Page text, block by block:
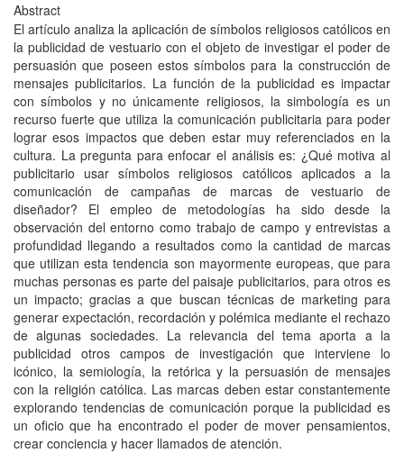
Abstract
El artículo analiza la aplicación de símbolos religiosos católicos en
la publicidad de vestuario con el objeto de investigar el poder de
persuasión que poseen estos símbolos para la construcción de
mensajes publicitarios. La función de la publicidad es impactar
con símbolos y no únicamente religiosos, la simbología es un
recurso fuerte que utiliza la comunicación publicitaria para poder
lograr esos impactos que deben estar muy referenciados en la
cultura. La pregunta para enfocar el análisis es: ¿Qué motiva al
publicitario usar símbolos religiosos católicos aplicados a la
comunicación de campañas de marcas de vestuario de
diseñador? El empleo de metodologías ha sido desde la
observación del entorno como trabajo de campo y entrevistas a
profundidad llegando a resultados como la cantidad de marcas
que utilizan esta tendencia son mayormente europeas, que para
muchas personas es parte del paisaje publicitarios, para otros es
un impacto; gracias a que buscan técnicas de marketing para
generar expectación, recordación y polémica mediante el rechazo
de algunas sociedades. La relevancia del tema aporta a la
publicidad otros campos de investigación que interviene lo
icónico, la semiología, la retórica y la persuasión de mensajes
con la religión católica. Las marcas deben estar constantemente
explorando tendencias de comunicación porque la publicidad es
un oficio que ha encontrado el poder de mover pensamientos,
crear conciencia y hacer llamados de atención.